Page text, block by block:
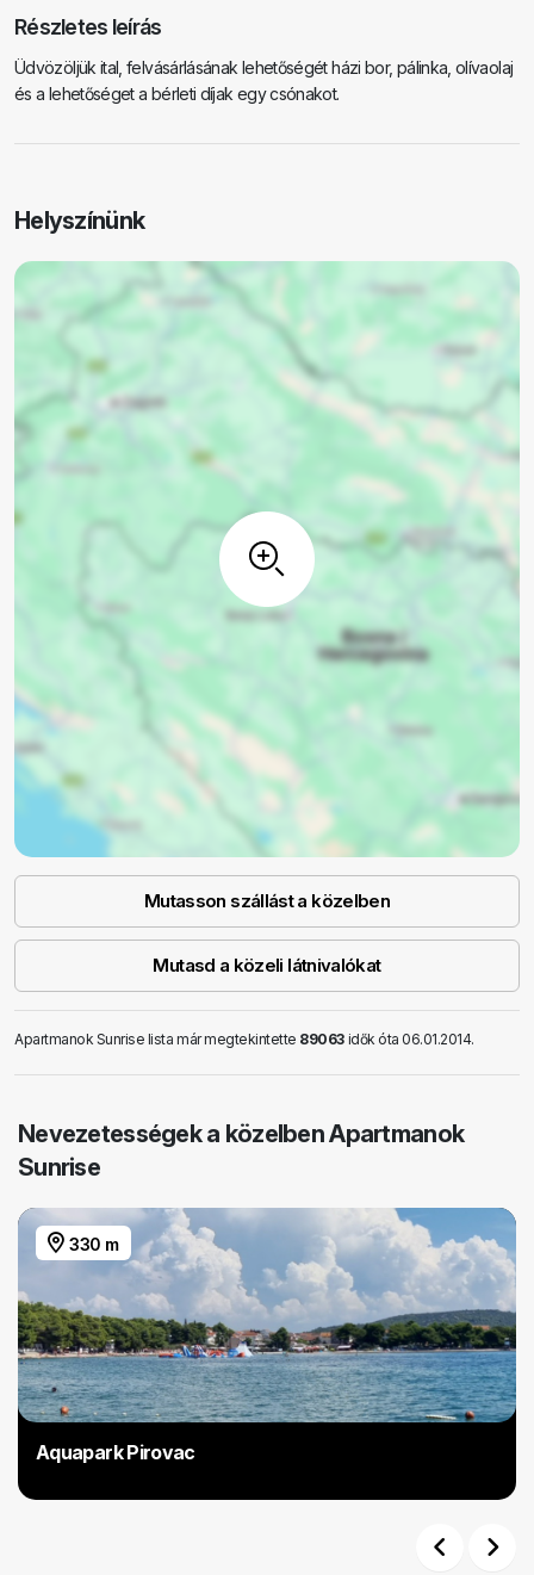
Részletes leírás
Üdvözöljük ital, felvásárlásának lehetőségét házi bor, pálinka, olívaolaj
és a lehetőséget a bérleti díjak egy csónakot.
Helyszínünk
Mutasson szállást a közelben
Mutasd a közeli látnivalókat
Apartmanok Sunrise lista már megtekintette 89063idők óta 06.01.2014.
Nevezetességek a közelben Apartmanok
Sunrise
330 m
Aquapark Pirovac